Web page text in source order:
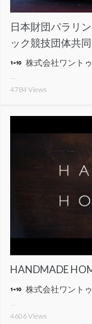
日本財団パラリ
ック競技団体共
株式会社ワント
4784 Views
HANDMADE
株式会社ワント
4606Views